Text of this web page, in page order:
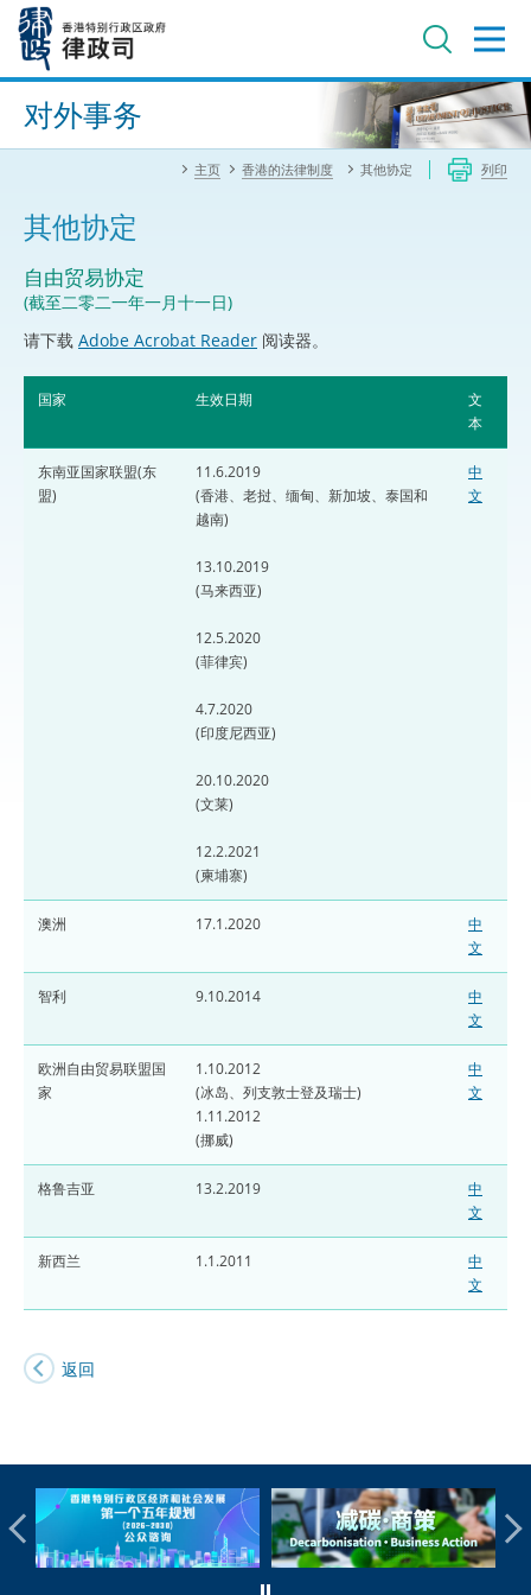
内
进阶搜寻
对外事务
主页 香港的法律制度 其他协定 列印
其他协定
自由贸易协定
(截至二零二一年一月十一日)
请下载 Adobe Acrobat Reader 阅读器。
国家 生效日期
文
本
东南亚国家联盟(东
盟)
11.6.2019
(香港、老挝、缅甸、新加坡、泰国和
越南)
13.10.2019
(马来西亚)
12.5.2020
(菲律宾)
4.7.2020
(印度尼西亚)
20.10.2020
(文莱)
12.2.2021
(柬埔寨)
中
文
澳洲 17.1.2020
中
文
智利 9.10.2014
中
文
欧洲自由贸易联盟国
家
1.10.2012
(冰岛、列支敦士登及瑞士)
1.11.2012
(挪威)
中
文
格鲁吉亚 13.2.2019
中
文
新西兰 1.1.2011
中
文
返回